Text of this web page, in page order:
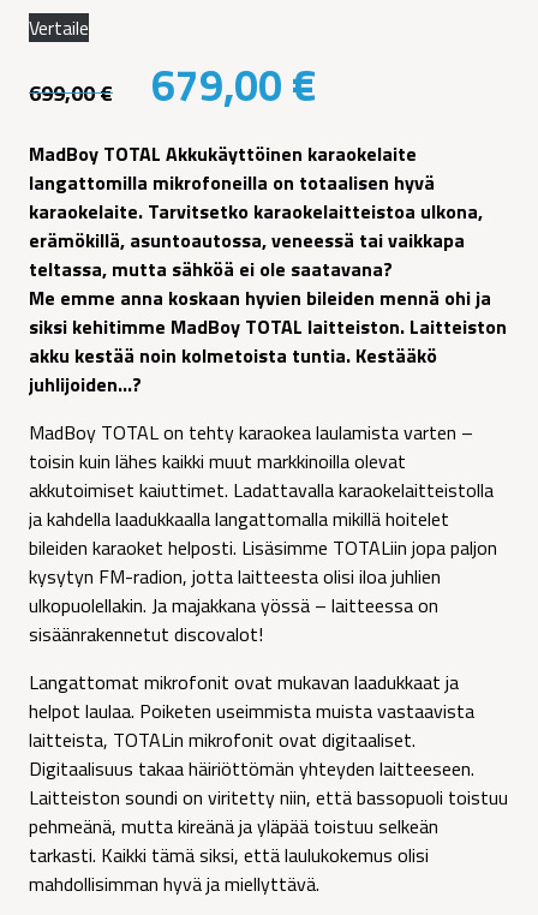
KARAOKELAITE
LANGATTOMILLA
MIKROFONEILLA
määrä
Vertaile
699,00€ Alkuperäinen
hinta
oli:
699,00 €.
679,00€
hinta
on:
679,00 €.
MadBoy TOTAL Akkukäyttöinen karaokelaite
langattomilla mikrofoneilla on totaalisen hyvä
karaokelaite. Tarvitsetko karaokelaitteistoa ulkona,
erämökillä, asuntoautossa, veneessä tai vaikkapa
teltassa, mutta sähköä ei ole saatavana?
Me emme anna koskaan hyvien bileiden mennä ohi ja
siksi kehitimme MadBoy TOTAL laitteiston. Laitteiston
akku kestää noin kolmetoista tuntia. Kestääkö
juhlijoiden…?
MadBoy TOTAL on tehty karaokea laulamista varten –
toisin kuin lähes kaikki muut markkinoilla olevat
akkutoimiset kaiuttimet. Ladattavalla karaokelaitteistolla
ja kahdella laadukkaalla langattomalla mikillä hoitelet
bileiden karaoket helposti. Lisäsimme TOTALiin jopa paljon
kysytyn FM-radion, jotta laitteesta olisi iloa juhlien
ulkopuolellakin. Ja majakkana yössä – laitteessa on
sisäänrakennetut discovalot!
Langattomat mikrofonit ovat mukavan laadukkaat ja
helpot laulaa. Poiketen useimmista muista vastaavista
laitteista, TOTALin mikrofonit ovat digitaaliset.
Digitaalisuus takaa häiriöttömän yhteyden laitteeseen.
Laitteiston soundi on viritetty niin, että bassopuoli toistuu
pehmeänä, mutta kireänä ja yläpää toistuu selkeän
tarkasti. Kaikki tämä siksi, että laulukokemus olisi
mahdollisimman hyvä ja miellyttävä.